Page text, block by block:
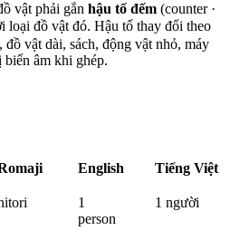
vật phải gắn hậu tố đếm (counter ·
loại đồ vật đó. Hậu tố thay đổi theo
vật dài, sách, động vật nhỏ, máy
âm khi ghép.
English Tiếng Việt
1
person
1 người